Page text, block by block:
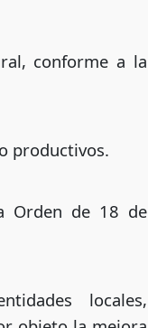
conforme a la
productivos.
Orden de 18 de
locales,